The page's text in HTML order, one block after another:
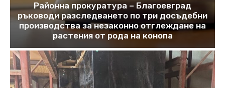
Районна прокуратура – Благоевград
ръководи разследването по три досъдебни
производства за незаконно отглеждане на
растения от рода на конопа